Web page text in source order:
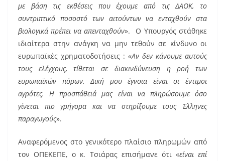
με βάση τις εκθέσεις που έχουμε από τις ΔΑΟΚ, το
συντριπτικό ποσοστό των αιτούντων να ενταχθούν στα
βιολογικά πρέπει να απενταχθούν». Ο Υπουργός στάθηκε
ιδιαίτερα στην ανάγκη να μην τεθούν σε κίνδυνο οι
ευρωπαϊκές χρηματοδοτήσεις : «Αν δεν κάνουμε αυτούς
τους ελέγχους, τίθεται σε διακινδύνευση η ροή των
ευρωπαϊκών πόρων. Δική μου έγνοια είναι οι έντιμοι
αγρότες. Η προσπάθειά μας είναι να πληρώσουμε όσο
γίνεται πιο γρήγορα και να στηρίξουμε τους Έλληνες
παραγωγούς».
Αναφερόμενος στο γενικότερο πλαίσιο πληρωμών από
τον ΟΠΕΚΕΠΕ, ο κ. Τσιάρας επισήμανε ότι «είναι επί